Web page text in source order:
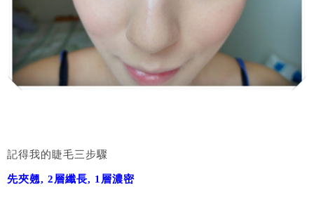
記得我的睫毛三步驟
先夾翹, 2層纖長, 1層濃密